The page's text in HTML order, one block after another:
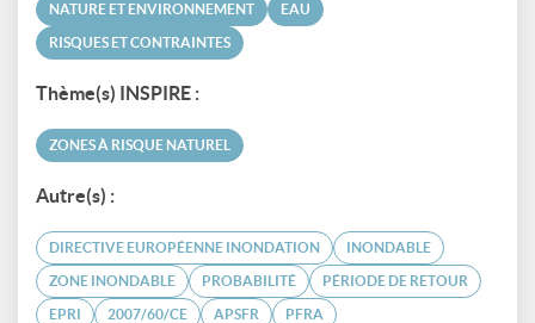
NATURE ET ENVIRONNEMENT EAU
RISQUES ET CONTRAINTES
Thème(s) INSPIRE :
ZONES À RISQUE NATUREL
Autre(s) :
DIRECTIVE EUROPÉENNE INONDATION INONDABLE
ZONE INONDABLE PROBABILITÉ PÉRIODE DE RETOUR
EPRI 2007/60/CE APSFR PFRA